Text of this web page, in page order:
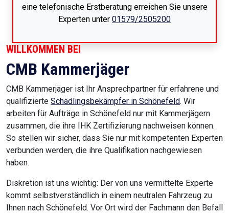
eine telefonische Erstberatung erreichen Sie unsere
Experten unter 01579/2505200
WILLKOMMEN BEI
CMB Kammerjäger
CMB Kammerjäger ist Ihr Ansprechpartner für erfahrene und
qualifizierte Schädlingsbekämpfer in Schönefeld. Wir
arbeiten für Aufträge in Schönefeld nur mit Kammerjägern
zusammen, die ihre IHK Zertifizierung nachweisen können.
So stellen wir sicher, dass Sie nur mit kompetenten Experten
verbunden werden, die ihre Qualifikation nachgewiesen
haben.
Diskretion ist uns wichtig: Der von uns vermittelte Experte
kommt selbstverständlich in einem neutralen Fahrzeug zu
Ihnen nach Schönefeld. Vor Ort wird der Fachmann den Befall